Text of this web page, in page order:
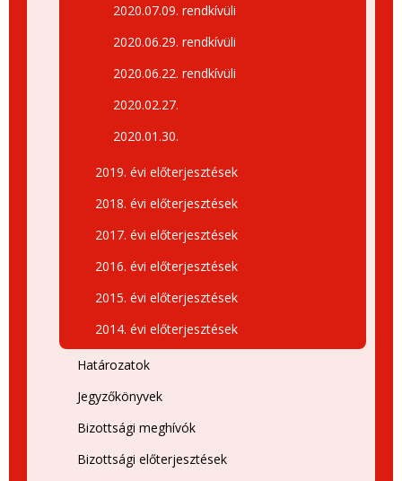
2020.07.09. rendkívüli
2020.06.29. rendkívüli
2020.06.22. rendkívüli
2020.02.27.
2020.01.30.
2019. évi előterjesztések
2018. évi előterjesztések
2017. évi előterjesztések
2016. évi előterjesztések
2015. évi előterjesztések
2014. évi előterjesztések
Határozatok
Jegyzőkönyvek
Bizottsági meghívók
Bizottsági előterjesztések